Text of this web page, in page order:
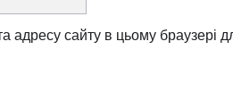
адресу сайту в цьому браузері